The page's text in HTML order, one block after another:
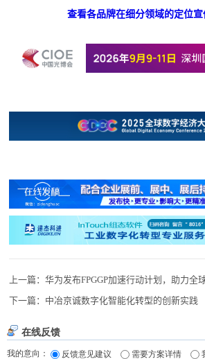
查看各品牌在细分领域的定位宣
上一篇：华为发布FPGGP加速行动计划，助力全
下一篇： 中冶京诚数字化智能化转型的创新实践